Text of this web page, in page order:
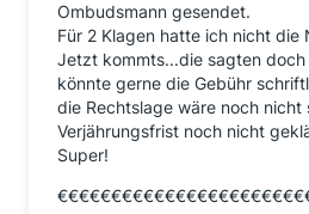
Ombudsmann gesendet.
Für 2 Klagen hatte ich nicht die
Jetzt kommts...die sagten
könnte gerne die Gebühr
die Rechtslage wäre noch nicht
Verjährungsfrist noch nicht
Super!